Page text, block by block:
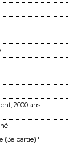
2000 ans
(3e partie)"